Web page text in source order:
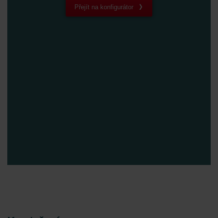
Zehnder Group Schweiz AG: Datenschutz
Zehnder Polska Sp. z o.o.: Oświadczenie o ochronie
Přejít na konfigurátor